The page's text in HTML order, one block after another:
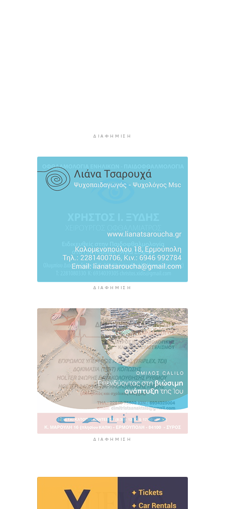
ανατιμήσεων - Οι κατηγορίες με τη μεγαλύτερη
πίεση
3 ώρες 56 λεπτά πρίν
ΔΙΑΦΉΜΙΣΗ
ΔΙΑΦΉΜΙΣΗ
ΔΙΑΦΉΜΙΣΗ